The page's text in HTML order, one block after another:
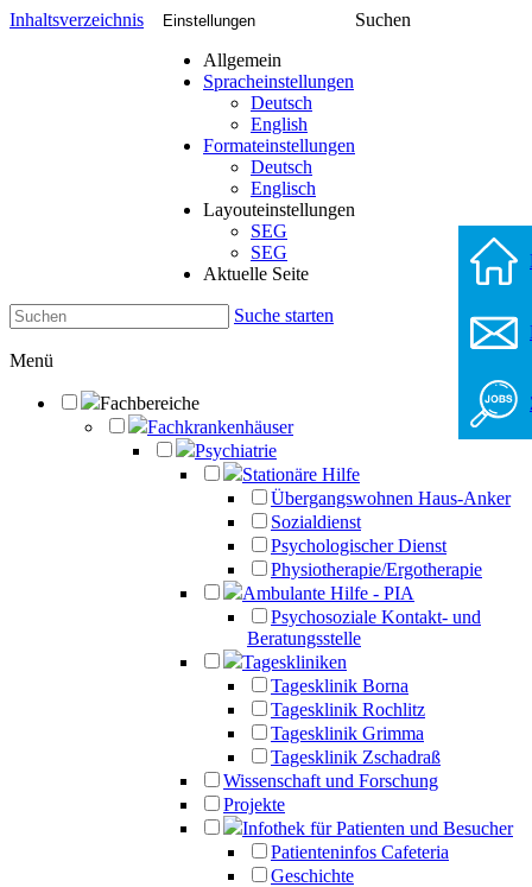
Inhaltsverzeichnis Einstellungen
Allgemein
Spracheinstellungen
Deutsch
English
Formateinstellungen
Deutsch
Englisch
Layouteinstellungen
SEG
SEG
Aktuelle Seite
Suchen
Suche starten
Menü
Fachbereiche
Fachkrankenhäuser
Psychiatrie
Stationäre Hilfe
Übergangswohnen Haus-Anker
Sozialdienst
Psychologischer Dienst
Physiotherapie/Ergotherapie
Ambulante Hilfe - PIA
Psychosoziale Kontakt- und
Beratungsstelle
Tageskliniken
Tagesklinik Borna
Tagesklinik Rochlitz
Tagesklinik Grimma
Tagesklinik Zschadraß
Wissenschaft und Forschung
Projekte
Infothek für Patienten und Besucher
Patienteninfos Cafeteria
Geschichte